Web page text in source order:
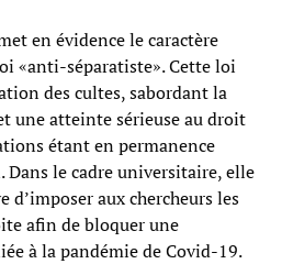
en évidence le caractère
«anti-séparatiste». Cette loi
des cultes, sabordant la
une atteinte sérieuse au droit
étant en permanence
Dans le cadre universitaire, elle
d’imposer aux chercheurs les
afin de bloquer une
à la pandémie de Covid-19.